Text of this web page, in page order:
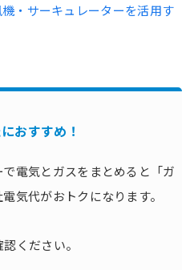
・サーキュレーターを活用す
おすすめ！
電気とガスをまとめると「ガ
気代がおトクになります。
ください。